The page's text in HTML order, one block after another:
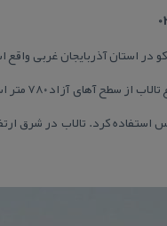
در استان آذربایجان غربی
استفاده كرد. تالاب در شرق